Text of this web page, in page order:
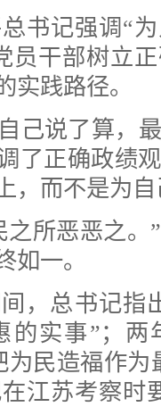
记强调“为
员干部树立
实践路径。
说了算，最
了正确政绩
，而不是为
所恶恶之。”
如一。
总书记指
的实事”；两
民造福作为
江苏考察时